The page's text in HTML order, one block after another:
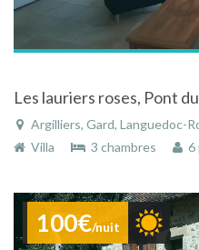
Les lauriers roses, Pont
Argilliers, Gard, Languedoc-
Villa
3 chambres 6
100€/nuit